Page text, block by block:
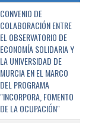
CONVENIO DE
COLABORACIÓN ENTRE
EL OBSERVATORIO DE
ECONOMÍA SOLIDARIA Y
LA UNIVERSIDAD DE
MURCIA EN EL MARCO
DEL PROGRAMA
"INCORPORA, FOMENTO
DE LA OCUPACIÓN"